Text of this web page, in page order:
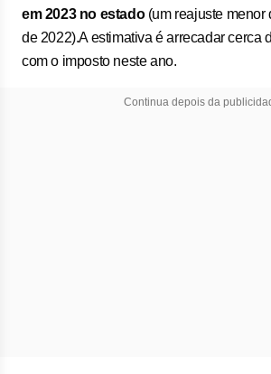
em 2023 no estado(um reajuste menor
de 2022).A estimativa é arrecadar cerca
com o imposto neste ano.
Continua depois da